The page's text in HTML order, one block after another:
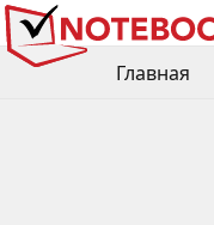
Главная